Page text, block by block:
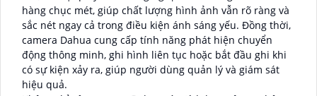
hàng chục mét, giúp chất lượng hình ảnh vẫn rõ ràng và
sắc nét ngay cả trong điều kiện ánh sáng yếu. Đồng thời,
camera Dahua cung cấp tính năng phát hiện chuyển
động thông minh, ghi hình liên tục hoặc bắt đầu ghi khi
có sự kiện xảy ra, giúp người dùng quản lý và giám sát
hiệu quả.